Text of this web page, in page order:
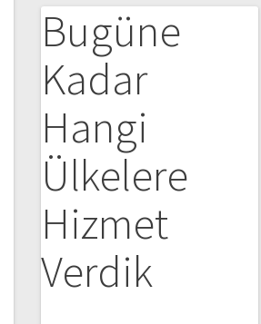
Bugüne
Kadar
Hangi
Ülkelere
Hizmet
Verdik